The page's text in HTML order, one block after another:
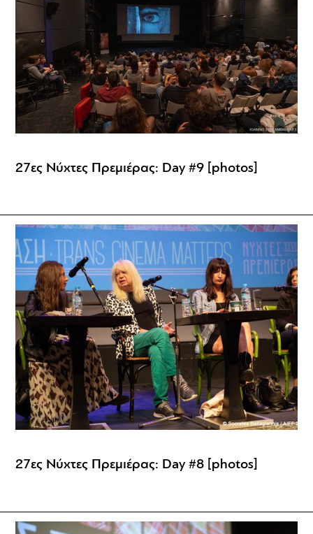
27ες Νύχτες Πρεμιέρας: Day #9 [photos]
27ες Νύχτες Πρεμιέρας: Day #8 [photos]